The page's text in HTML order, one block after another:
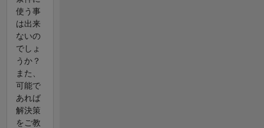
使う事
は出来
ないの
でしょ
うか？
また、
可能で
あれば
解決策
をご教